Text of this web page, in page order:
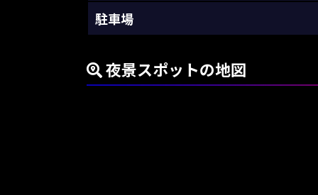
駐車場
夜景スポットの地図